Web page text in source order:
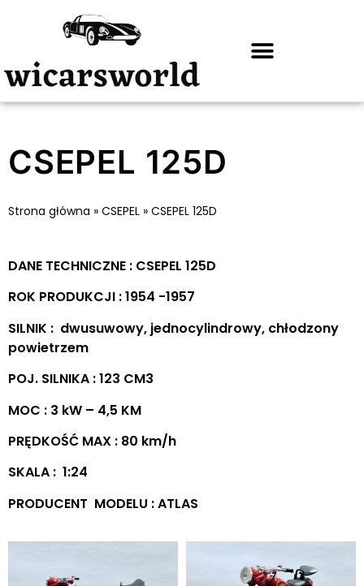
CSEPEL 125D
Strona główna » CSEPEL » CSEPEL 125D
DANE TECHNICZNE : CSEPEL 125D
ROK PRODUKCJI : 1954 -1957
SILNIK : dwusuwowy, jednocylindrowy, chłodzony
powietrzem
POJ. SILNIKA : 123 CM3
MOC : 3 kW – 4,5 KM
PRĘDKOŚĆ MAX : 80 km/h
SKALA : 1:24
PRODUCENT MODELU : ATLAS